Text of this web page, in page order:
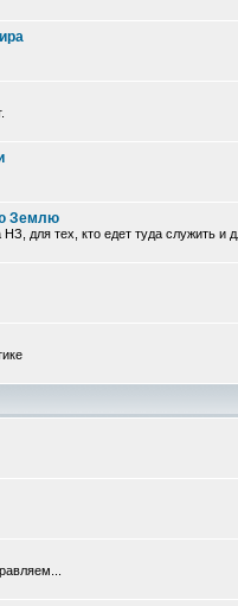
Землю
для тех, кто едет туда служить и